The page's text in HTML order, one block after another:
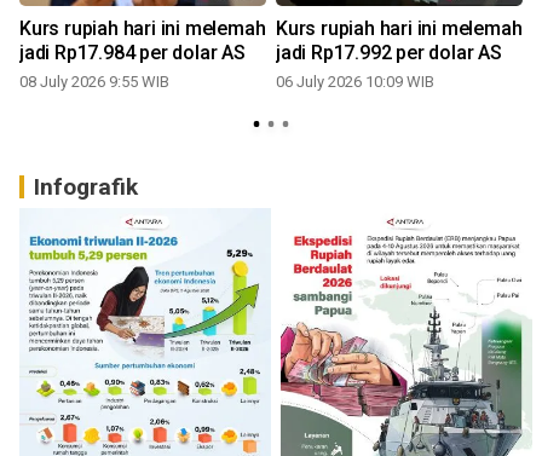
Kurs rupiah hari ini melemah
jadi Rp17.984 per dolar AS
08 July 2026 9:55 WIB
Kurs rupiah hari ini melemah
jadi Rp17.992 per dolar AS
06 July 2026 10:09 WIB
Infografik